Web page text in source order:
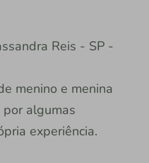
Reis - SP -
menino e menina
algumas
experiência.